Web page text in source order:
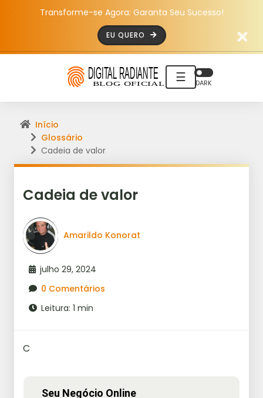
Transforme-se Agora: Garanta Seu Sucesso!
EU QUERO
☰ DARK
Início
Glossário
Cadeia de valor
Cadeia de valor
Amarildo Konorat
julho 29, 2024
0 Comentários
Leitura: 1 min
C
Seu Negócio Online